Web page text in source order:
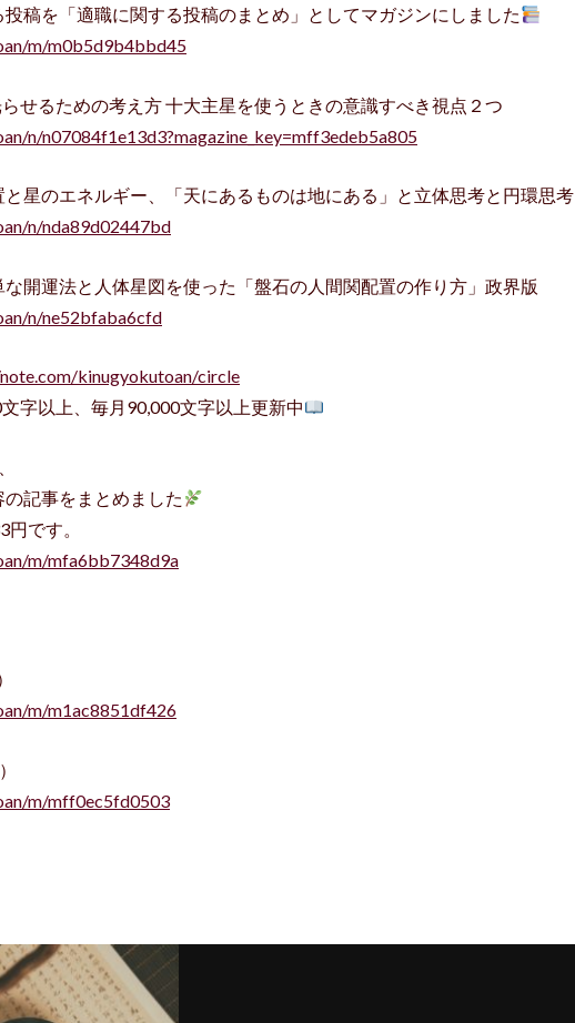
投稿を「適職に関する投稿のまとめ」としてマガジンにしました
m/m0b5d9b4bbd45
せるための考え方 十大主星を使うときの意識すべき視点２つ
n/n07084f1e13d3?magazine_key=mff3edeb5a805
と星のエネルギー、「天にあるものは地にある」と立体思考と円環思考
n/nda89d02447bd
な開運法と人体星図を使った「盤石の人間関配置の作り方」政界版
n/ne52bfaba6cfd
kinugyokutoan/circle
字以上、毎月90,000文字以上更新中
記事をまとめました
です。
m/mfa6bb7348d9a
m/m1ac8851df426
m/mff0ec5fd0503